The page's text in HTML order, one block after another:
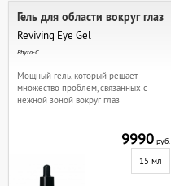
Гель для области вокруг глаз
Reviving Eye Gel
Phyto-C
Мощный гель, который решает
множество проблем, связанных с
нежной зоной вокруг глаз
9990руб.
15 мл